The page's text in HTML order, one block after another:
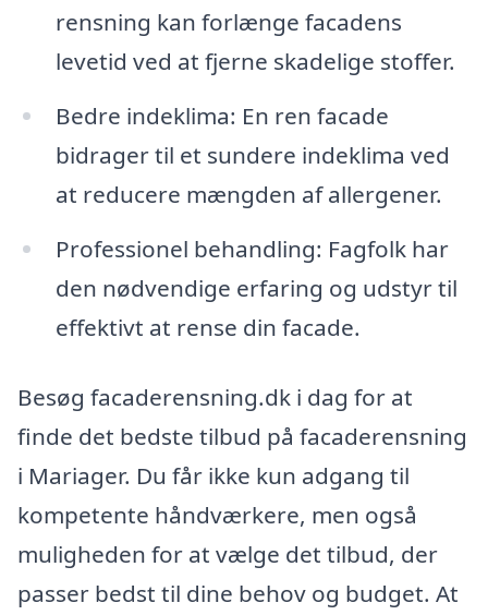
rensning kan forlænge facadens
levetid ved at fjerne skadelige stoffer.
Bedre indeklima: En ren facade
bidrager til et sundere indeklima ved
at reducere mængden af allergener.
Professionel behandling: Fagfolk har
den nødvendige erfaring og udstyr til
effektivt at rense din facade.
Besøg facaderensning.dk i dag for at
finde det bedste tilbud på facaderensning
i Mariager. Du får ikke kun adgang til
kompetente håndværkere, men også
muligheden for at vælge det tilbud, der
passer bedst til dine behov og budget. At